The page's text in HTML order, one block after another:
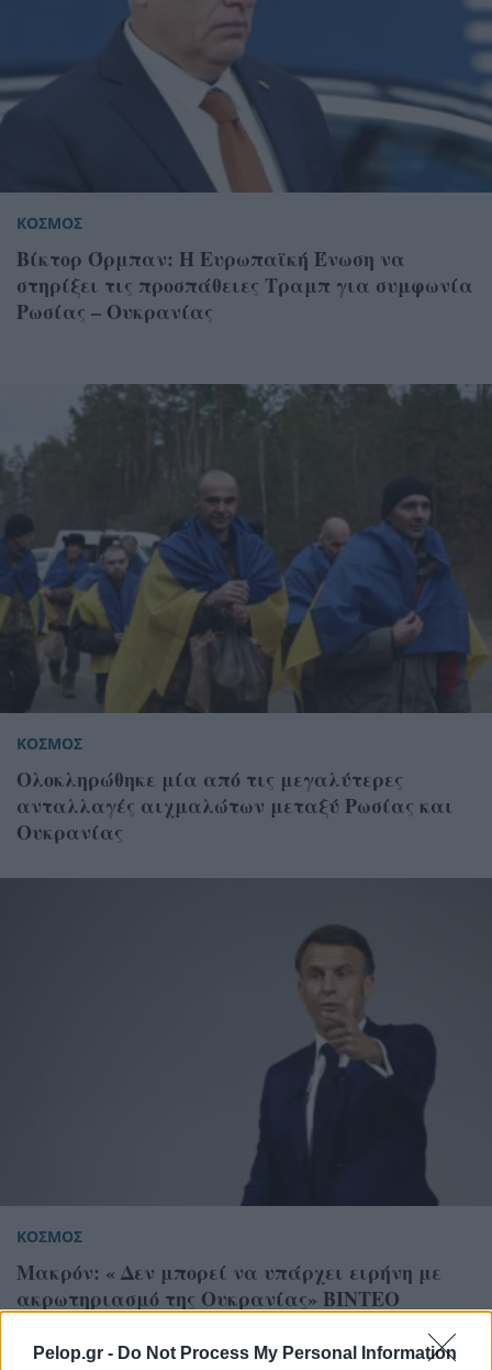
Pelop.gr - Do Not Process My Personal Information
ΚΟΣΜΟΣ
Βίκτορ Όρμπαν: Η Ευρωπαϊκή Ένωση να
στηρίξει τις προσπάθειες Τραμπ για συμφωνία
Ρωσίας – Ουκρανίας
ΚΟΣΜΟΣ
Ολοκληρώθηκε μία από τις μεγαλύτερες
ανταλλαγές αιχμαλώτων μεταξύ Ρωσίας και
Ουκρανίας
ΚΟΣΜΟΣ
Μακρόν: « Δεν μπορεί να υπάρχει ειρήνη με
ακρωτηριασμό της Ουκρανίας» ΒΙΝΤΕΟ